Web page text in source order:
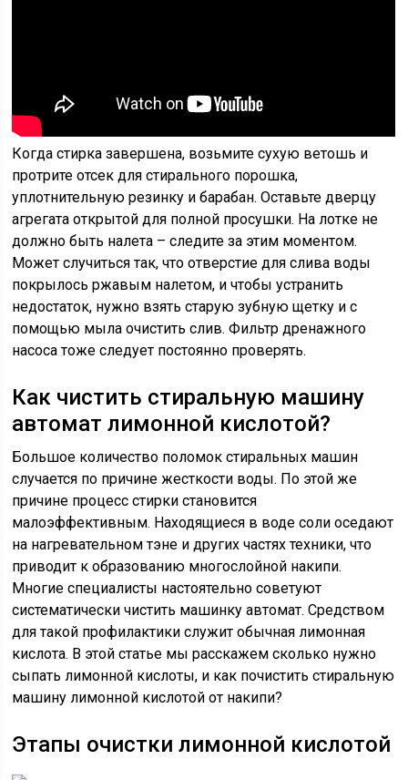
Когда стирка завершена, возьмите сухую ветошь и
протрите отсек для стирального порошка,
уплотнительную резинку и барабан. Оставьте дверцу
агрегата открытой для полной просушки. На лотке не
должно быть налета – следите за этим моментом.
Может случиться так, что отверстие для слива воды
покрылось ржавым налетом, и чтобы устранить
недостаток, нужно взять старую зубную щетку и с
помощью мыла очистить слив. Фильтр дренажного
насоса тоже следует постоянно проверять.
Как чистить стиральную машину
автомат лимонной кислотой?
Большое количество поломок стиральных машин
случается по причине жесткости воды. По этой же
причине процесс стирки становится
малоэффективным. Находящиеся в воде соли оседают
на нагревательном тэне и других частях техники, что
приводит к образованию многослойной накипи.
Многие специалисты настоятельно советуют
систематически чистить машинку автомат. Средством
для такой профилактики служит обычная лимонная
кислота. В этой статье мы расскажем сколько нужно
сыпать лимонной кислоты, и как почистить стиральную
машину лимонной кислотой от накипи?
Этапы очистки лимонной кислотой